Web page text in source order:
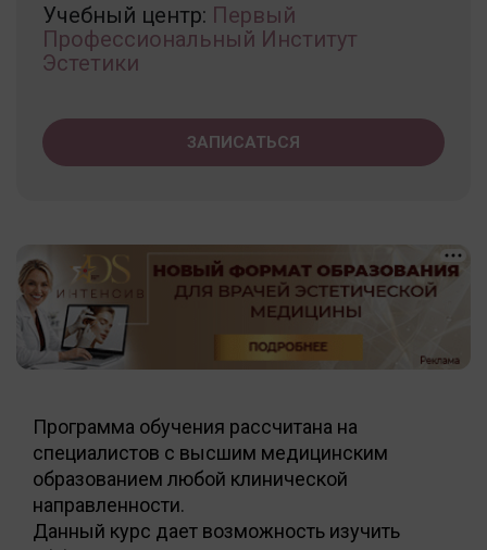
Учебный центр: Первый
Профессиональный Институт
Эстетики
ЗАПИСАТЬСЯ
Программа обучения рассчитана на
специалистов с высшим медицинским
образованием любой клинической
направленности.
Данный курс дает возможность изучить